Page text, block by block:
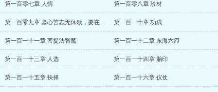
第一百零七章 人情 第一百零八章 珍材
第一百零九章 坚心苦志无休歇，要在虚心自觅 第一百一十章 功成
第一百一十一章 菩提法智魔 第一百一十二章 东海六府
第一百一十三章 人选 第一百一十四章 胎印
第一百一十五章 抉择 第一百一十六章 仪仗